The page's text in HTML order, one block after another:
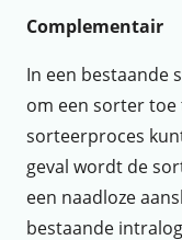
Complementair
In een bestaande
om een sorter toe
sorteerproces
geval wordt de
een naadloze
bestaande